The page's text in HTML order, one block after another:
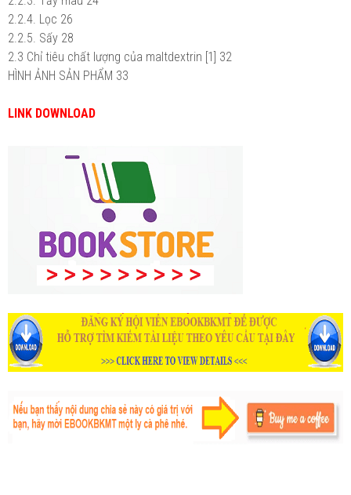
2.2.4. Lọc 26
2.2.5. Sấy 28
2.3 Chỉ tiêu chất lượng của maltdextrin [1] 32
HÌNH ẢNH SẢN PHẨM 33
LINK DOWNLOAD